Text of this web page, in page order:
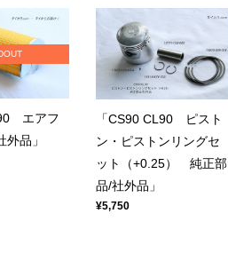
エアフ
品」
「CS90 CL90 ピスト
ン・ピストンリングセ
ット（+0.25） 純正部
品/社外品」
¥5,750